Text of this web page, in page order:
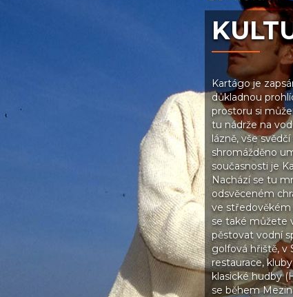
Kartágo je
důkladnou
prostoru si
tu nádrže na
lázně, vše
shromážděno
současnosti je
Nachází se tu
odsvěceném
ve středověkém
se také můžete
pěstovat vodní
golfová hřiště, v
restaurace,
klasické hudby
se během